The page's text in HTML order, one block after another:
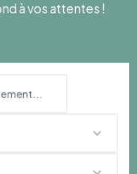
à vos attentes !